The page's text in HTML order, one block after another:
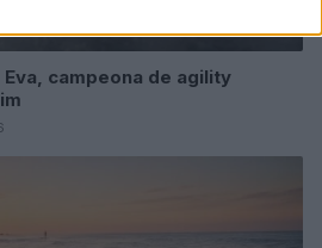
campeona de agility